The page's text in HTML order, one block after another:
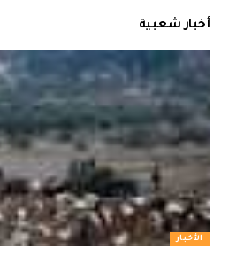
أخبار شعبية
الأخبار